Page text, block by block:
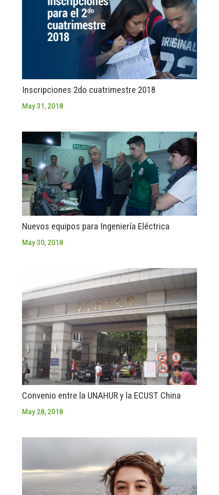
Inscripciones 2do cuatrimestre 2018
May 31, 2018
Nuevos equipos para Ingeniería Eléctrica
May 30, 2018
Convenio entre la UNAHUR y la ECUST China
May 28, 2018